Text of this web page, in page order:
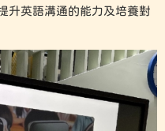
升英語溝通的能力及培養對